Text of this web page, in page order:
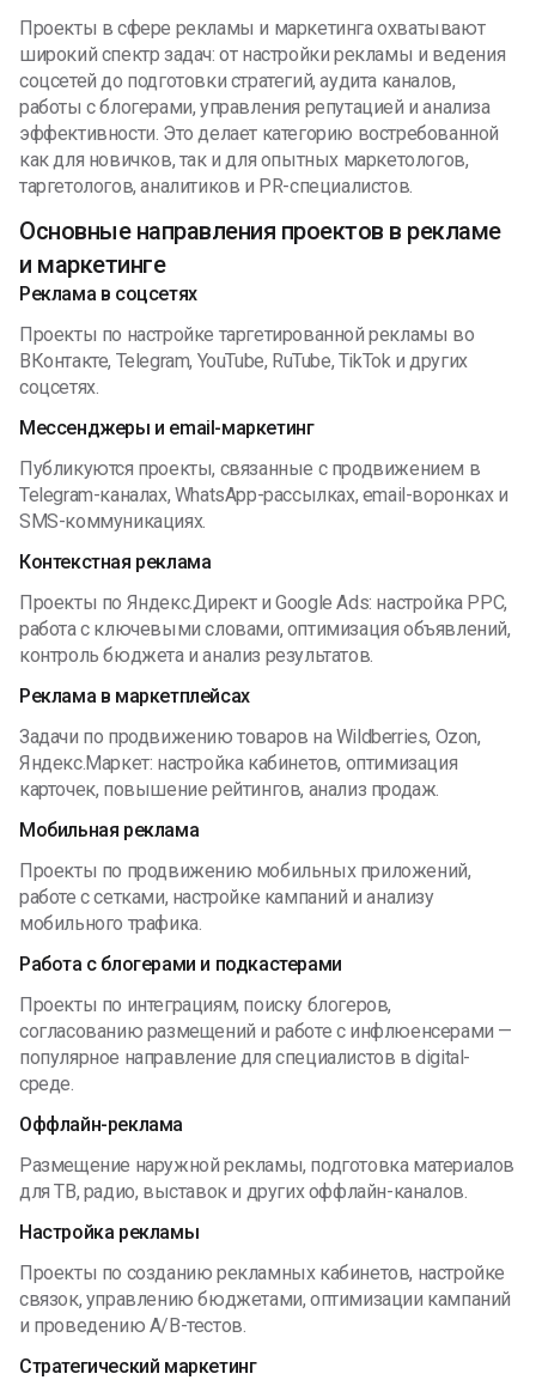
Проекты в сфере рекламы и маркетинга охватывают
широкий спектр задач: от настройки рекламы и ведения
соцсетей до подготовки стратегий, аудита каналов,
работы с блогерами, управления репутацией и анализа
эффективности. Это делает категорию востребованной
как для новичков, так и для опытных маркетологов,
таргетологов, аналитиков и PR-специалистов.
Основные направления проектов в рекламе
и маркетинге
Реклама в соцсетях
Проекты по настройке таргетированной рекламы во
ВКонтакте, Telegram, YouTube, RuTube, TikTok и других
соцсетях.
Мессенджеры и email-маркетинг
Публикуются проекты, связанные с продвижением в
Telegram-каналах, WhatsApp-рассылках, email-воронках и
SMS-коммуникациях.
Контекстная реклама
Проекты по Яндекс.Директ и Google Ads: настройка PPC,
работа с ключевыми словами, оптимизация объявлений,
контроль бюджета и анализ результатов.
Реклама в маркетплейсах
Задачи по продвижению товаров на Wildberries, Ozon,
Яндекс.Маркет: настройка кабинетов, оптимизация
карточек, повышение рейтингов, анализ продаж.
Мобильная реклама
Проекты по продвижению мобильных приложений,
работе с сетками, настройке кампаний и анализу
мобильного трафика.
Работа с блогерами и подкастерами
Проекты по интеграциям, поиску блогеров,
согласованию размещений и работе с инфлюенсерами —
популярное направление для специалистов в digital-
среде.
Оффлайн-реклама
Размещение наружной рекламы, подготовка материалов
для ТВ, радио, выставок и других оффлайн-каналов.
Настройка рекламы
Проекты по созданию рекламных кабинетов, настройке
связок, управлению бюджетами, оптимизации кампаний
и проведению A/B-тестов.
Стратегический маркетинг